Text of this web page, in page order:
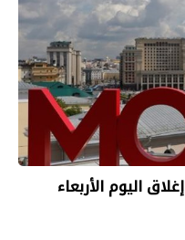
اليوم الأربعاء